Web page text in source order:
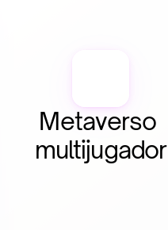
Metaverso
multijugador